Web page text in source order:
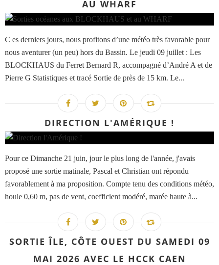
AU WHARF
C es derniers jours, nous profitons d’une météo très favorable pour
nous aventurer (un peu) hors du Bassin. Le jeudi 09 juillet : Les
BLOCKHAUS du Ferret Bernard R, accompagné d’André A et de
Pierre G Statistiques et tracé Sortie de près de 15 km. Le...
DIRECTION L'AMÉRIQUE !
Pour ce Dimanche 21 juin, jour le plus long de l'année, j'avais
proposé une sortie matinale, Pascal et Christian ont répondu
favorablement à ma proposition. Compte tenu des conditions météo,
houle 0,60 m, pas de vent, coefficient modéré, marée haute à...
SORTIE ÎLE, CÔTE OUEST DU SAMEDI 09
MAI 2026 AVEC LE HCCK CAEN